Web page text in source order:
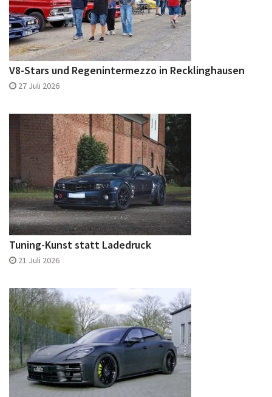
V8-Stars und Regenintermezzo in Recklinghausen
27 Juli 2026
Tuning-Kunst statt Ladedruck
21 Juli 2026